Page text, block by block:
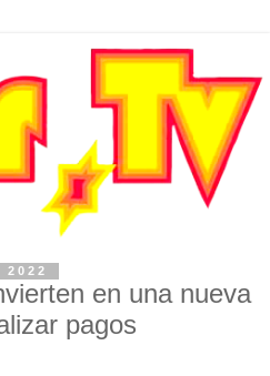
en una nueva
pagos